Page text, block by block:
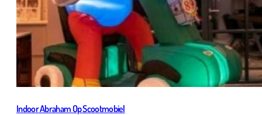
Indoor Abraham Op Scootmobiel